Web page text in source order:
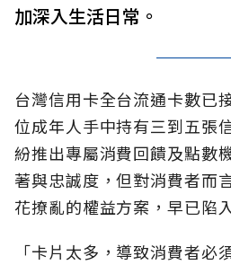
加深入生活日常。
台灣信用卡全台流通卡數已
位成年人手中持有三到五張
紛推出專屬消費回饋及點數
著與忠誠度，但對消費者而
花撩亂的權益方案，早已陷
「卡片太多，導致消費者必